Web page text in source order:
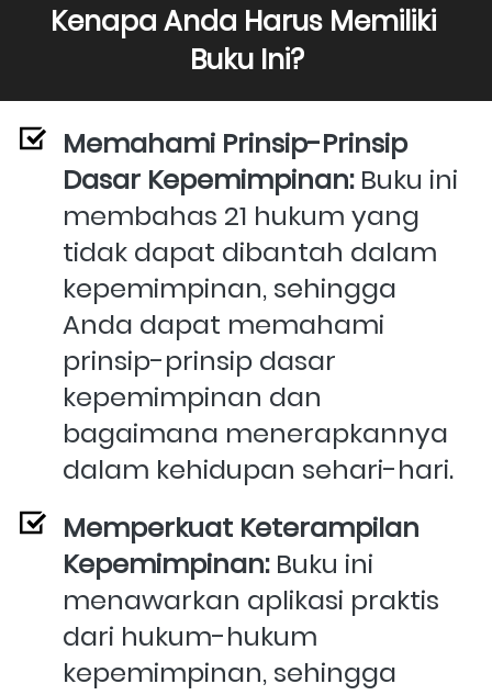
Kenapa Anda Harus Memiliki
Buku Ini?
Memahami Prinsip-Prinsip
Dasar Kepemimpinan: Buku ini
membahas 21 hukum yang
tidak dapat dibantah dalam
kepemimpinan, sehingga
Anda dapat memahami
prinsip-prinsip dasar
kepemimpinan dan
bagaimana menerapkannya
dalam kehidupan sehari-hari.
Memperkuat Keterampilan
Kepemimpinan: Buku ini
menawarkan aplikasi praktis
dari hukum-hukum
kepemimpinan, sehingga